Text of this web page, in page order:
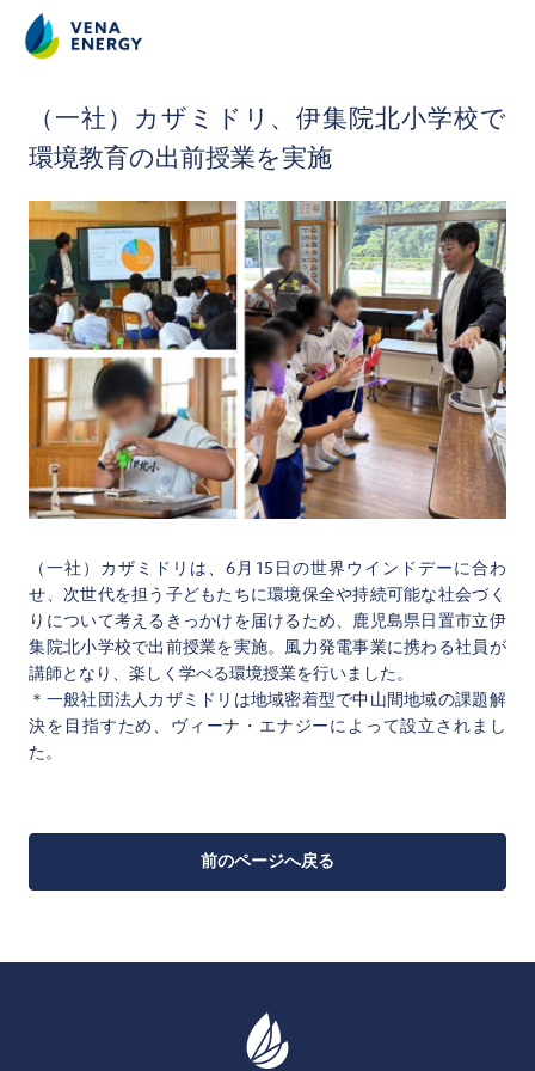
2024.6.15
（一社）カザミドリ、伊集院北小学校で
環境教育の出前授業を実施
（一社）カザミドリは、6月15日の世界ウインドデーに合わ
せ、次世代を担う子どもたちに環境保全や持続可能な社会づく
りについて考えるきっかけを届けるため、鹿児島県日置市立伊
集院北小学校で出前授業を実施。風力発電事業に携わる社員が
講師となり、楽しく学べる環境授業を行いました。
＊一般社団法人カザミドリは地域密着型で中山間地域の課題解
決を目指すため、ヴィーナ・エナジーによって設立されまし
た。
前のページへ戻る